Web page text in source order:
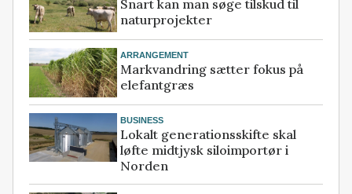
Snart kan man søge tilskud til
naturprojekter
ARRANGEMENT
Markvandring sætter fokus på
elefantgræs
BUSINESS
Lokalt generationsskifte skal
løfte midtjysk siloimportør i
Norden